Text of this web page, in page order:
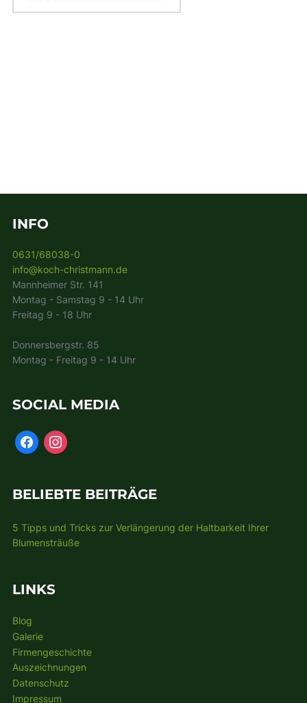
INFO
0631/68038-0
info@koch-christmann.de
Mannheimer Str. 141
Montag - Samstag 9 - 14 Uhr
Freitag 9 - 18 Uhr
Donnersbergstr. 85
Montag - Freitag 9 - 14 Uhr
SOCIAL MEDIA
BELIEBTE BEITRÄGE
5 Tipps und Tricks zur Verlängerung der Haltbarkeit Ihrer
Blumensträuße
LINKS
Blog
Galerie
Firmengeschichte
Auszeichnungen
Datenschutz
Impressum